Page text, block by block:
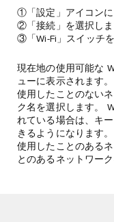
①「設定」アイコンに
②「接続」を選択しま
③「Wi-Fi」スイッチ
現在地の使用可能な
ューに表示されます。
使用したことのない
ク名を選択します。
れている場合は、キ
きるようになります。
使用したことのある
とのあるネットワー